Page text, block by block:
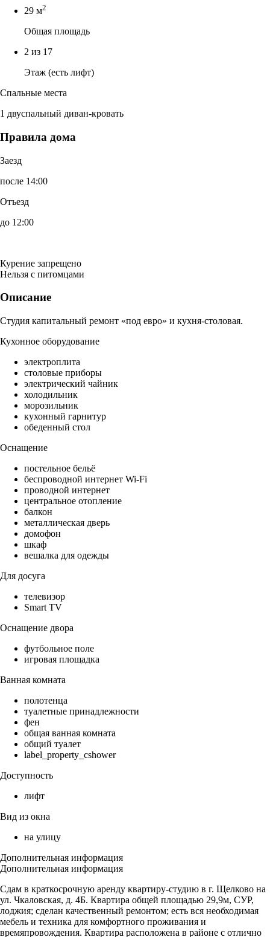
29 м2
Общая площадь
2 из 17
Этаж (есть лифт)
Спальные места
1 двуспальный диван-кровать
Правила дома
Заезд
после 14:00
Отъезд
до 12:00
Курение запрещено
Нельзя с питомцами
Описание
Студия капитальный ремонт «под евро» и кухня-столовая.
Кухонное оборудование
электроплита
столовые приборы
электрический чайник
холодильник
морозильник
кухонный гарнитур
обеденный стол
Оснащение
постельное бельё
беспроводной интернет Wi-Fi
проводной интернет
центральное отопление
балкон
металлическая дверь
домофон
шкаф
вешалка для одежды
Для досуга
телевизор
Smart TV
Оснащение двора
футбольное поле
игровая площадка
Ванная комната
полотенца
туалетные принадлежности
фен
общая ванная комната
общий туалет
label_property_cshower
Доступность
лифт
Вид из окна
на улицу
Дополнительная информация
Дополнительная информация
Cдам в кpaткоcрoчную аренду квартиру-студию в г. Щелково на
ул. Чкаловская, д. 4Б. Квартира общей площадью 29,9м, СУР,
лоджия; сделан качественный ремонтом; есть вся необходимая
мебель и техника для комфортного проживания и
времяпровождения. Квартира расположена в районе с отлично